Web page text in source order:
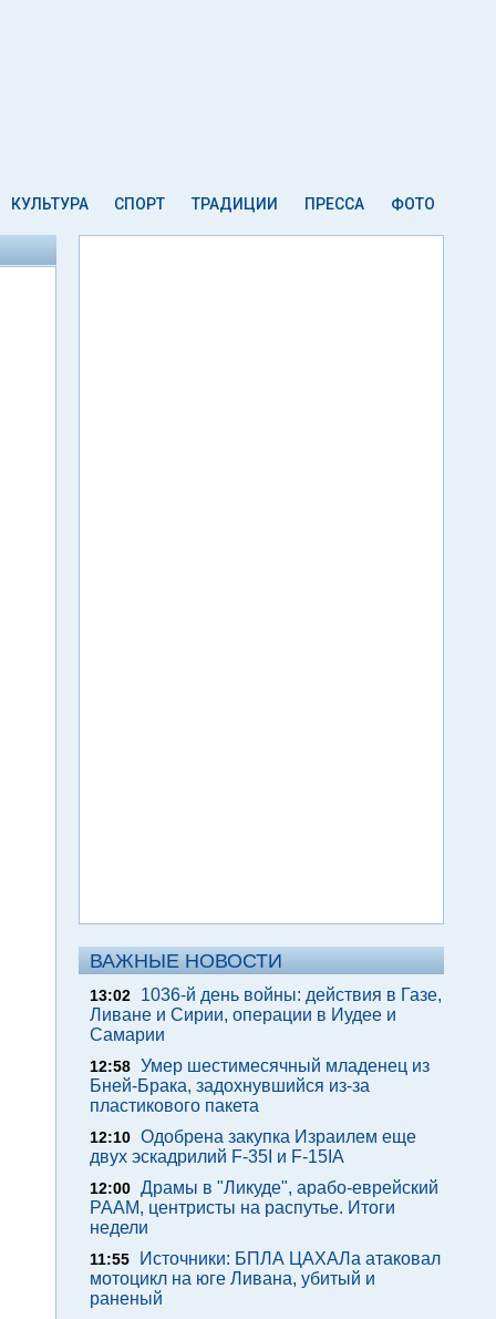
КУЛЬТУРА СПОРТ ТРАДИЦИИ ПРЕССА ФОТО
ВАЖНЫЕ НОВОСТИ
13:02
1036-й день войны: действия в Газе,
Ливане и Сирии, операции в Иудее и
Самарии
12:58 Умер шестимесячный младенец из
Бней-Брака, задохнувшийся из-за
пластикового пакета
12:10 Одобрена закупка Израилем еще
двух эскадрилий F-35I и F-15IA
12:00 Драмы в "Ликуде", арабо-еврейский
РААМ, центристы на распутье. Итоги
недели
11:55
Источники: БПЛА ЦАХАЛа атаковал
мотоцикл на юге Ливана, убитый и
раненый